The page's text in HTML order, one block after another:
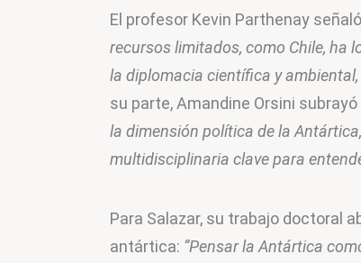
El profesor Kevin Parthenay
recursos limitados, como Chile, ha
la diplomacia científica y
su parte, Amandine Orsini
la dimensión política de la
multidisciplinaria clave para
Para Salazar, su trabajo doctoral
antártica: “Pensar la Antártica